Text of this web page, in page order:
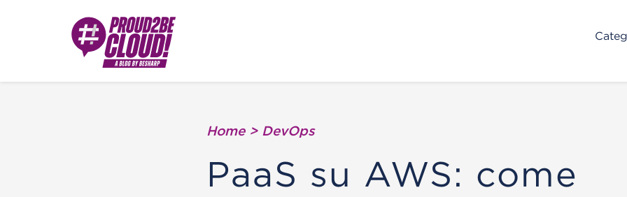
Home > DevOps
PaaS su AWS: come